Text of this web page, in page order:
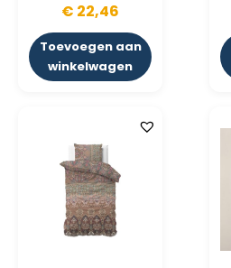
€ 22,46
Toevoegen aan
winkelwagen